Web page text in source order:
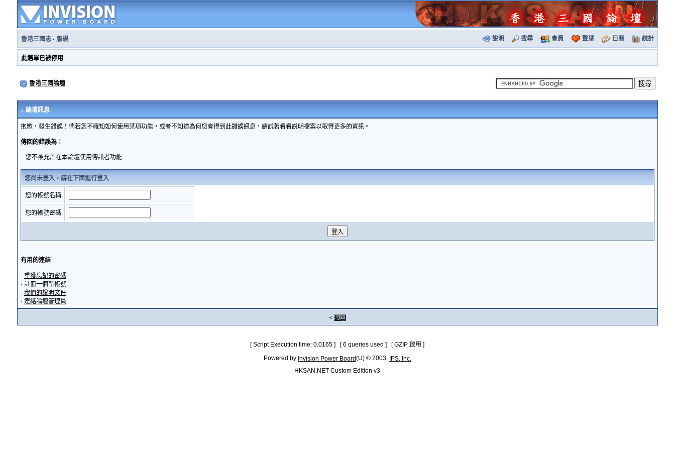
香港三國志· 版規 說明 搜尋 會員 聲望 日曆 統計
此選單已被停用
香港三國論壇
論壇訊息
抱歉，發生錯誤！倘若您不確知如何使用某項功能，或者不知道為何您會得到此錯誤訊息，請試著看看說明檔案以取得更多的資訊。
傳回的錯誤為：
您不被允許在本論壇使用傳訊者功能
您尚未登入，請在下面進行登入
您的帳號名稱
您的帳號密碼
有用的連結
· 重獲忘記的密碼
· 註冊一個新帳號
· 我們的說明文件
· 連絡論壇管理員
< 返回
[ Script Execution time: 0.0165 ] [ 6 queries used ] [ GZIP 啟用 ]
Powered by Invision Power Board(U) © 2003
IPS, Inc.
HKSAN.NET Custom Edition v3